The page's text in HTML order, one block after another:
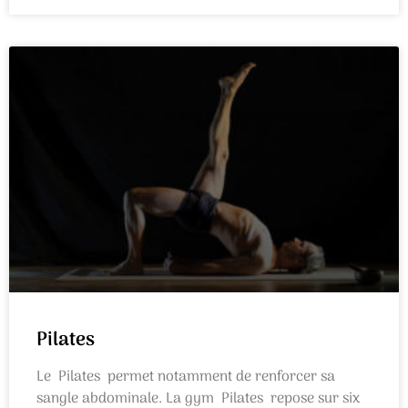
Pilates
Le Pilates permet notamment de renforcer sa
sangle abdominale. La gym Pilates repose sur six